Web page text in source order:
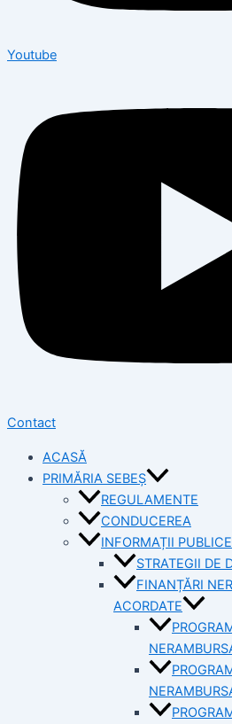
Youtube
Contact
ACASĂ
PRIMĂRIA SEBEȘ
REGULAMENTE
CONDUCEREA
INFORMAȚII PUBLICE
STRATEGII DE
FINANȚĂRI
ACORDATE